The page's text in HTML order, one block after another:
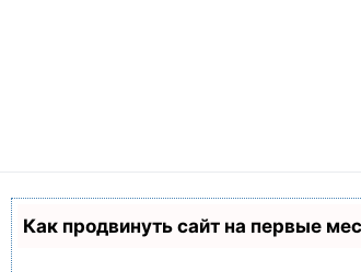
Как продвинуть сайт на первые